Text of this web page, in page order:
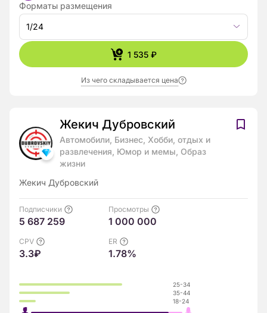
Форматы размещения
1/24
1 535 ₽
Из чего складывается цена
Жекич Дубровский
Автомобили, Бизнес, Хобби, отдых и
развлечения, Юмор и мемы, Образ
жизни
Жекич Дубровский
25-34
35-44
18-24
Подписчики
5 687 259
Просмотры
1 000 000
CPV
3.3₽
ER
1.78%